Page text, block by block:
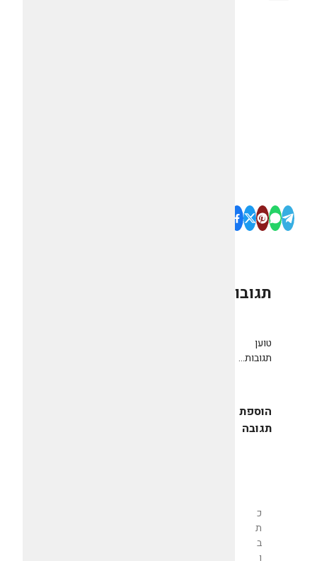
תגובות
טוען
תגובות...
הוספת
תגובה